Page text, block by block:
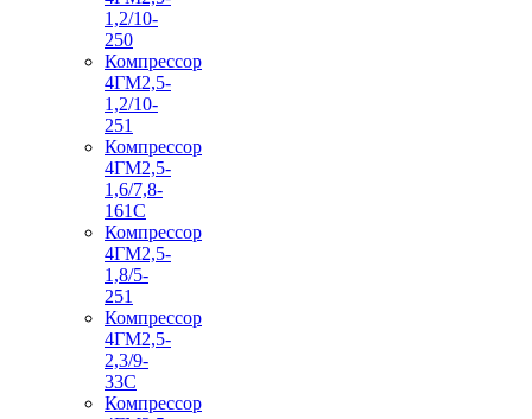
1,2/10-
250
Компрессор
4ГМ2,5-
1,2/10-
251
Компрессор
4ГМ2,5-
1,6/7,8-
161С
Компрессор
4ГМ2,5-
1,8/5-
251
Компрессор
4ГМ2,5-
2,3/9-
33С
Компрессор